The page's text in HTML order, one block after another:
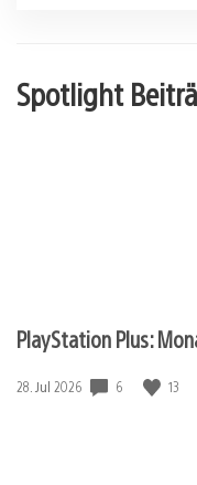
Spotlight
PlayStation Plus:
Veröffentlichungsdatum:
28. Jul 2026 6 13